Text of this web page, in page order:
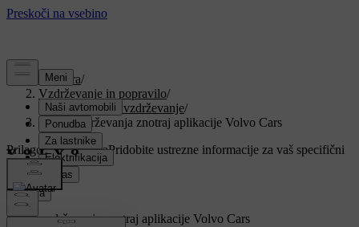
Podpora/
Vzdrževanje in popravilo/
Servisiranje in vzdrževanje/
Status vzdrževanja znotraj aplikacije Volvo Cars
Prilagojena podporaPridobite ustrezne informacije za vaš specifični
avtomobil.
Prijava
Status vzdrževanja znotraj aplikacije Volvo Cars